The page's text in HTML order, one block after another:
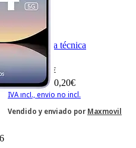
Ficha técnica
301,66 €301,66€
260,20 €260,20€
IVA incl., envío no incl.
Vendido y enviado por Maxmovil